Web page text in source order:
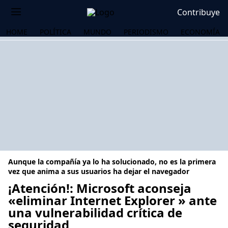
Contribuye
HOME POLÍTICA MUNDO PERIODISMO ECONOMÍA
Aunque la compañía ya lo ha solucionado, no es la primera
vez que anima a sus usuarios ha dejar el navegador
¡Atención!: Microsoft aconseja
«eliminar Internet Explorer » ante
una vulnerabilidad crítica de